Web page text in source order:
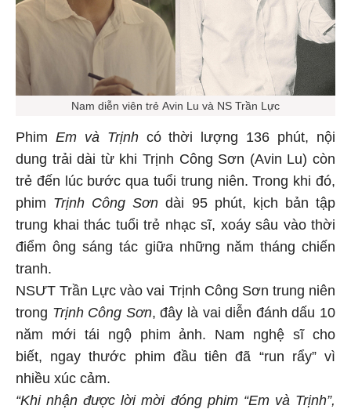
Nam diễn viên trẻ Avin Lu và NS Trần Lực
Phim Em và Trịnhcó thời lượng 136 phút, nội
dung trải dài từ khi Trịnh Công Sơn (Avin Lu) còn
trẻ đến lúc bước qua tuổi trung niên. Trong khi đó,
phim Trịnh Công Sơn dài 95 phút, kịch bản tập
trung khai thác tuổi trẻ nhạc sĩ, xoáy sâu vào thời
điểm ông sáng tác giữa những năm tháng chiến
tranh.
NSƯT Trần Lực vào vai Trịnh Công Sơn trung niên
trong Trịnh Công Sơn, đây là vai diễn đánh dấu 10
năm mới tái ngộ phim ảnh. Nam nghệ sĩ cho
biết, ngay thước phim đầu tiên đã “run rẩy” vì
nhiều xúc cảm.
“Khi nhận được lời mời đóng phim “Em và Trịnh”,